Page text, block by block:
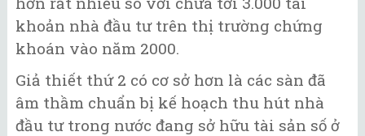
khoản nhà đầu tư trên thị trường chứng
khoán vào năm 2000.
Giả thiết thứ 2 có cơ sở hơn là các sàn đã
âm thầm chuẩn bị kế hoạch thu hút nhà
đầu tư trong nước đang sở hữu tài sản số ở